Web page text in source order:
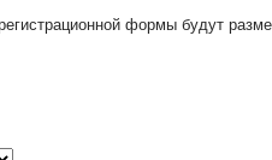
формы будут